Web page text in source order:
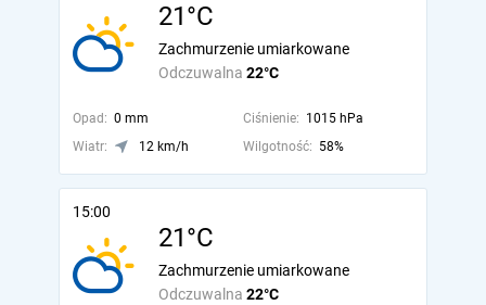
21°C
Odczuwalna 22°C
Zachmurzenie umiarkowane
Opad: 0 mm Ciśnienie: 1015 hPa
Wiatr:
12 km/h Wilgotność: 58%
15:00
21°C
Odczuwalna 22°C
Zachmurzenie umiarkowane